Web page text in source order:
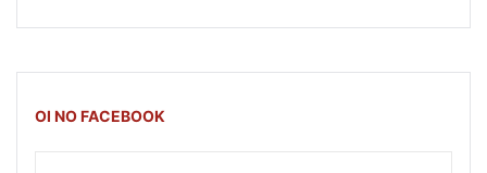
OI NO FACEBOOK